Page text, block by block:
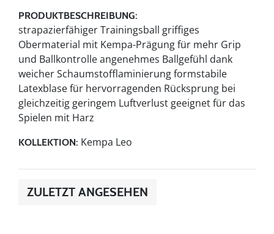
PRODUKTBESCHREIBUNG:
strapazierfähiger Trainingsball griffiges
Obermaterial mit Kempa-Prägung für mehr Grip
und Ballkontrolle angenehmes Ballgefühl dank
weicher Schaumstofflaminierung formstabile
Latexblase für hervorragenden Rücksprung bei
gleichzeitig geringem Luftverlust geeignet für das
Spielen mit Harz
KOLLEKTION: Kempa Leo
ZULETZT ANGESEHEN